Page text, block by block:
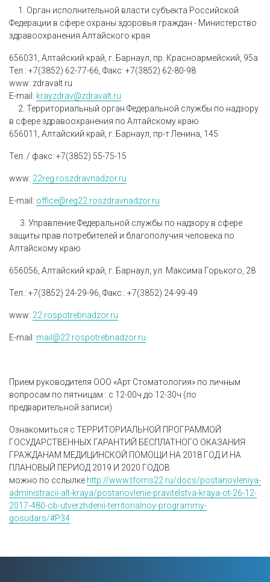
1. Орган исполнительной власти cубъекта Российской
Федерации в сфере охраны здоровья граждан - Министерство
здравоохранения Алтайского края
656031, Алтайский край, г. Барнаул, пр. Красноармейский, 95а
Тел.: +7(3852) 62-77-66, Факс: +7(3852) 62-80-98
www: zdravalt.ru
E-mail: krayzdrav@zdravalt.ru
2. Территориальный орган Федеральной службы по надзору
в сфере здравоохранения по Алтайскому краю
656011, Алтайский край, г. Барнаул, пр-т Ленина, 145
Тел. / факс: +7(3852) 55-75-15
www: 22reg.roszdravnadzor.ru
E-mail: office@reg22.roszdravnadzor.ru
3. Управление Федеральной службы по надзору в сфере
защиты прав потребителей и благополучия человека по
Алтайскому краю
656056, Алтайский край, г. Барнаул, ул. Максима Горького, 28
Тел.: +7(3852) 24-29-96, Факс.: +7(3852) 24-99-49
www: 22.rospotrebnadzor.ru
E-mail : mail@22.rospotrebnadzor.ru
Прием руководителя ООО «Арт Стоматология» по личным
вопросам по пятницам : с 12-00ч до 12-30ч (по
предварительной записи)
Ознакомиться с ТЕРРИТОРИАЛЬНОЙ ПРОГРАММОЙ
ГОСУДАРСТВЕННЫХ ГАРАНТИЙ БЕСПЛАТНОГО ОКАЗАНИЯ
ГРАЖДАНАМ МЕДИЦИНСКОЙ ПОМОЩИ НА 2018 ГОД И НА
ПЛАНОВЫЙ ПЕРИОД 2019 И 2020 ГОДОВ
можно по сслылке http://www.tfoms22.ru/docs/postanovleniya-
administracii-alt-kraya/postanovlenie-pravitelstva-kraya-ot-26-12-
2017-480-ob-utverzhdenii-territorialnoy-programmy-
gosudars/#P34